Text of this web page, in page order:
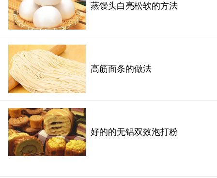
蒸馒头白亮松软的方法
高筋面条的做法
好的的无铝双效泡打粉